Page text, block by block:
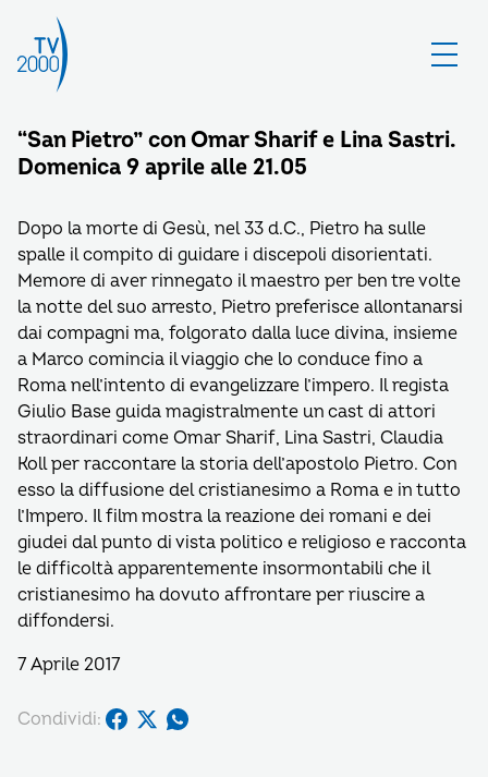
“San Pietro” con Omar Sharif e Lina Sastri.
Domenica 9 aprile alle 21.05
Dopo la morte di Gesù, nel 33 d.C., Pietro ha sulle
spalle il compito di guidare i discepoli disorientati.
Memore di aver rinnegato il maestro per ben tre volte
la notte del suo arresto, Pietro preferisce allontanarsi
dai compagni ma, folgorato dalla luce divina, insieme
a Marco comincia il viaggio che lo conduce fino a
Roma nell’intento di evangelizzare l’impero. Il regista
Giulio Base guida magistralmente un cast di attori
straordinari come Omar Sharif, Lina Sastri, Claudia
Koll per raccontare la storia dell’apostolo Pietro. Con
esso la diffusione del cristianesimo a Roma e in tutto
l’Impero. Il film mostra la reazione dei romani e dei
giudei dal punto di vista politico e religioso e racconta
le difficoltà apparentemente insormontabili che il
cristianesimo ha dovuto affrontare per riuscire a
diffondersi.
7 Aprile 2017
Condividi: